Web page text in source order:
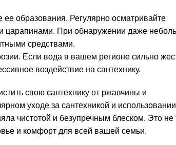
образования. Регулярно осматривайте
царапинами. При обнаружении даже
средствами.
Если вода в вашем регионе сильно
воздействие на сантехнику.
свою сантехнику от ржавчины и
уходе за сантехникой и использовании
чистотой и безупречным блеском. Это не
и комфорт для всей вашей семьи.